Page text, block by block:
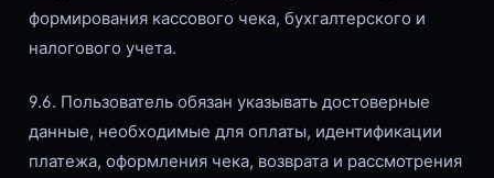
формирования кассового чека, бухгалтерского и
налогового учета.
9.6. Пользователь обязан указывать достоверные
данные, необходимые для оплаты, идентификации
платежа, оформления чека, возврата и рассмотрения